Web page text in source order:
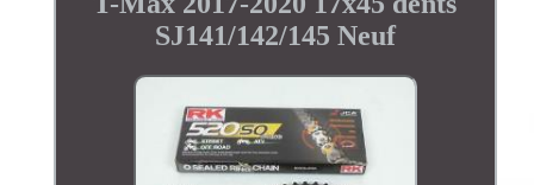
SJ141/142/145 Neuf